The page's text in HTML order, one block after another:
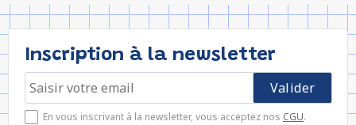
Inscription à la newsletter
En vous inscrivant à la newsletter, vous acceptez nos CGU.